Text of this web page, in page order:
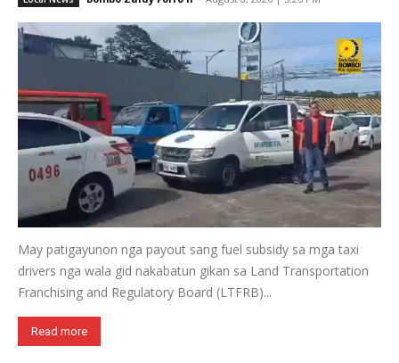
May patigayunon nga payout sang fuel subsidy sa mga taxi
drivers nga wala gid nakabatun gikan sa Land Transportation
Franchising and Regulatory Board (LTFRB)...
Read more